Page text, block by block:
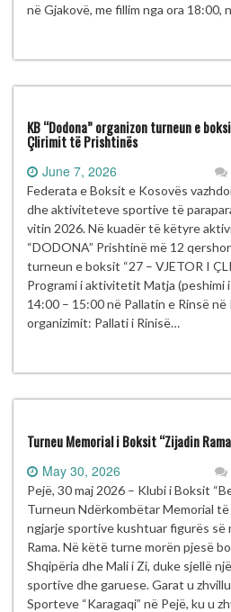
në Gjakovë, me fillim nga ora 18:00,
KB “Dodona” organizon turneun e
Çlirimit të Prishtinës
June 7, 2026
Federata e Boksit e Kosovës
dhe aktiviteteve sportive të
vitin 2026. Në kuadër të këtyre
“DODONA” Prishtinë më 12
turneun e boksit “27 – VJETOR I
Programi i aktivitetit Matja
14:00 – 15:00 në Pallatin e Rinsë
organizimit: Pallati i Rinisë…
Turneu Memorial i Boksit “Zijadin
May 30, 2026
Pejë, 30 maj 2026 – Klubi i Boksit
Turneun Ndërkombëtar Memorial të
ngjarje sportive kushtuar figurës së
Rama. Në këtë turne morën pjesë
Shqipëria dhe Mali i Zi, duke sjellë
sportive dhe garuese. Garat u
Sporteve “Karagaqi” në Pejë, ku u